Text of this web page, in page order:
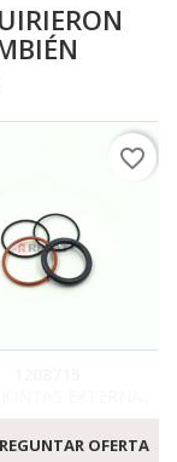
OFERTA
favorite_border